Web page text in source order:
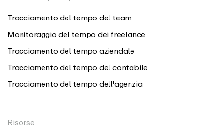
Tracciamento del tempo del team
Monitoraggio del tempo dei freelance
Tracciamento del tempo aziendale
Tracciamento del tempo del contabile
Tracciamento del tempo dell'agenzia
Risorse